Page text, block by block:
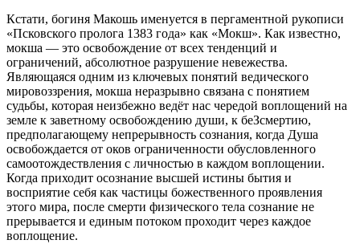
Кстати, богиня Макошь именуется в пергаментной рукописи
«Псковского пролога 1383 года» как «Мокш». Как известно,
мокша — это освобождение от всех тенденций и
ограничений, абсолютное разрушение невежества.
Являющаяся одним из ключевых понятий ведического
мировоззрения, мокша неразрывно связана с понятием
судьбы, которая неизбежно ведёт нас чередой воплощений на
земле к заветному освобождению души, к беЗсмертию,
предполагающему непрерывность сознания, когда Душа
освобождается от оков ограниченности обусловленного
самоотождествления с личностью в каждом воплощении.
Когда приходит осознание высшей истины бытия и
восприятие себя как частицы божественного проявления
этого мира, после смерти физического тела сознание не
прерывается и единым потоком проходит через каждое
воплощение.